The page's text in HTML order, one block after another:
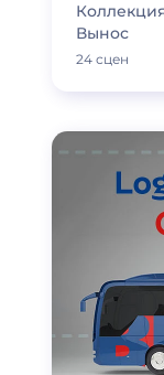
Вынос
24 сцен